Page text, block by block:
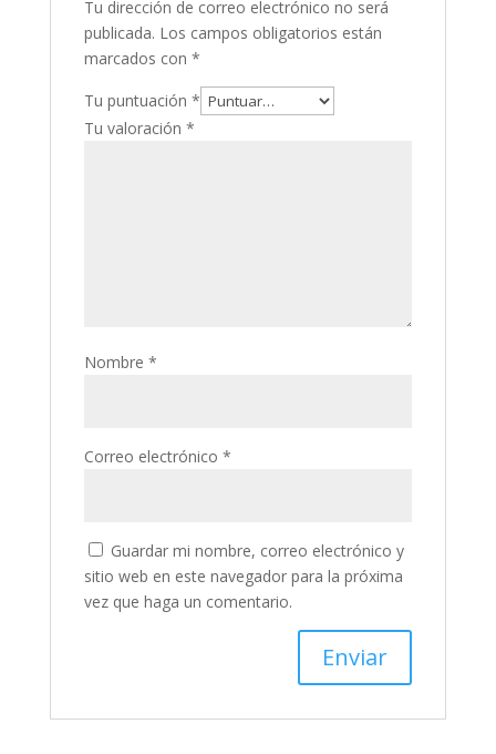
Tu dirección de correo electrónico no será
publicada. Los campos obligatorios están
marcados con *
Tu puntuación *
Tu valoración *
Nombre *
Correo electrónico *
Guardar mi nombre, correo electrónico y
sitio web en este navegador para la próxima
vez que haga un comentario.